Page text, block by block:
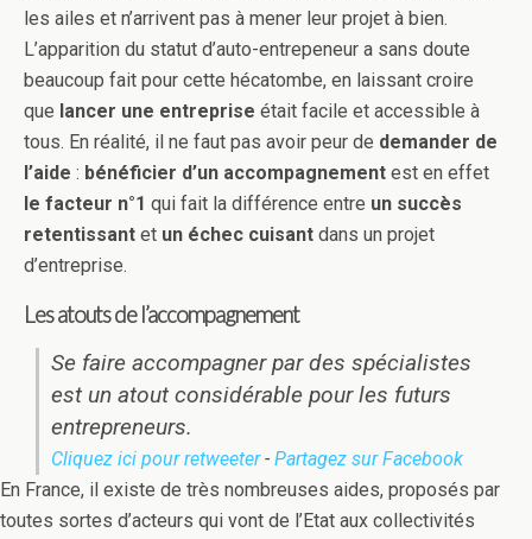
les ailes et n’arrivent pas à mener leur projet à bien.
L’apparition du statut d’auto-entrepeneur a sans doute
beaucoup fait pour cette hécatombe, en laissant croire
que lancer une entreprise était facile et accessible à
tous. En réalité, il ne faut pas avoir peur de demander de
l’aide : bénéficier d’un accompagnement est en effet
le facteur n°1 qui fait la différence entre un succès
retentissant et un échec cuisant dans un projet
d’entreprise.
Les atouts de l’accompagnement
Se faire accompagner par des spécialistes
est un atout considérable pour les futurs
entrepreneurs.
Cliquez ici pour retweeter- Partagez sur Facebook
En France, il existe de très nombreuses aides, proposés par
toutes sortes d’acteurs qui vont de l’Etat aux collectivités